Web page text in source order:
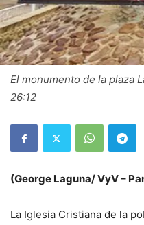
El monumento de la plaza
26:12
(George Laguna/ VyV –
La Iglesia Cristiana de la